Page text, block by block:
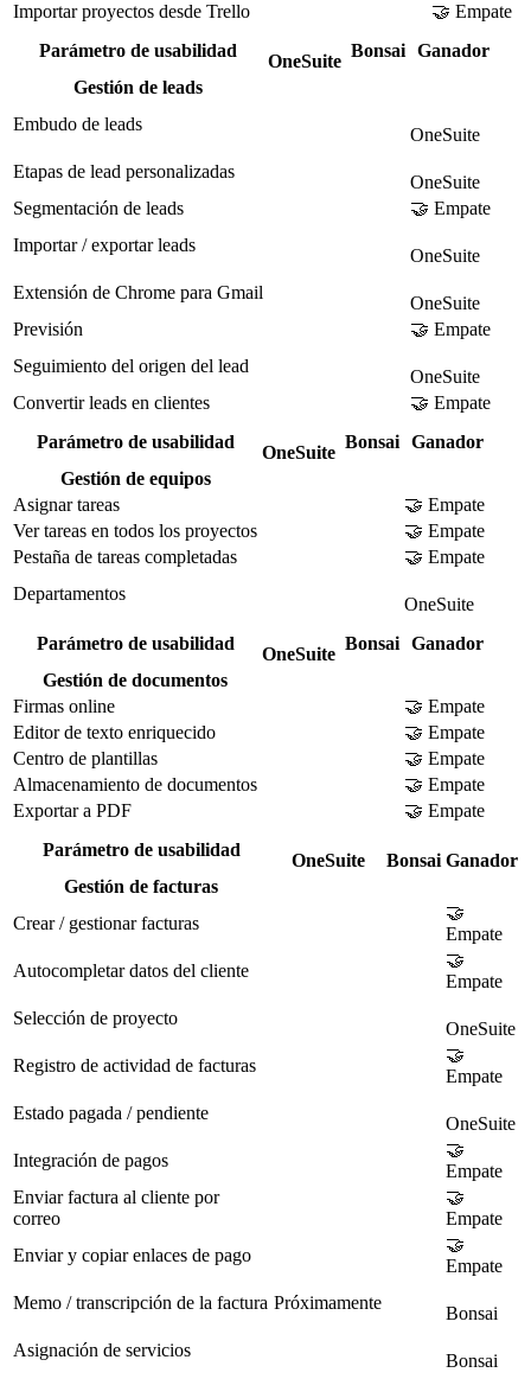
Importar proyectos desde Trello
🤝 Empate
Parámetro de usabilidad
OneSuite
Bonsai Ganador
Gestión de leads
Embudo de leads
OneSuite
Etapas de lead personalizadas
OneSuite
Segmentación de leads
🤝 Empate
Importar / exportar leads
OneSuite
Extensión de Chrome para Gmail
OneSuite
Previsión
🤝 Empate
Seguimiento del origen del lead
OneSuite
Convertir leads en clientes
🤝 Empate
Parámetro de usabilidad
OneSuite
Bonsai Ganador
Gestión de equipos
Asignar tareas
🤝 Empate
Ver tareas en todos los proyectos
🤝 Empate
Pestaña de tareas completadas
🤝 Empate
Departamentos
OneSuite
Parámetro de usabilidad
OneSuite
Bonsai Ganador
Gestión de documentos
Firmas online
🤝 Empate
Editor de texto enriquecido
🤝 Empate
Centro de plantillas
🤝 Empate
Almacenamiento de documentos
🤝 Empate
Exportar a PDF
🤝 Empate
Parámetro de usabilidad
OneSuite Bonsai Ganador
Gestión de facturas
Crear / gestionar facturas
🤝
Empate
Autocompletar datos del cliente
🤝
Empate
Selección de proyecto
OneSuite
Registro de actividad de facturas
🤝
Empate
Estado pagada / pendiente
OneSuite
Integración de pagos
🤝
Empate
Enviar factura al cliente por
correo
🤝
Empate
Enviar y copiar enlaces de pago
🤝
Empate
Memo / transcripción de la factura Próximamente
Bonsai
Asignación de servicios
Bonsai